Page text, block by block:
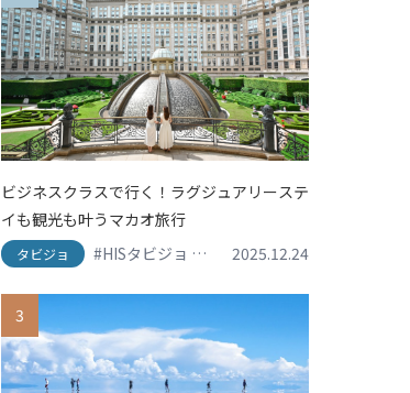
ビジネスクラスで行く！ラグジュアリーステ
イも観光も叶うマカオ旅行
タビジョ #HISタビジョ #HISタビジョレポーター
2025.12.24
3